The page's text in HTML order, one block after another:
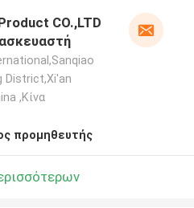
CO.,LTD
District,Xi'an
,Κίνα
προμηθευτής